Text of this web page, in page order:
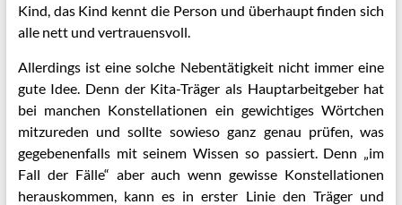
Kind, das Kind kennt die Person und überhaupt finden sich
alle nett und vertrauensvoll.
Allerdings ist eine solche Nebentätigkeit nicht immer eine
gute Idee. Denn der Kita-Träger als Hauptarbeitgeber hat
bei manchen Konstellationen ein gewichtiges Wörtchen
mitzureden und sollte sowieso ganz genau prüfen, was
gegebenenfalls mit seinem Wissen so passiert. Denn „im
Fall der Fälle“ aber auch wenn gewisse Konstellationen
herauskommen, kann es in erster Linie den Träger und